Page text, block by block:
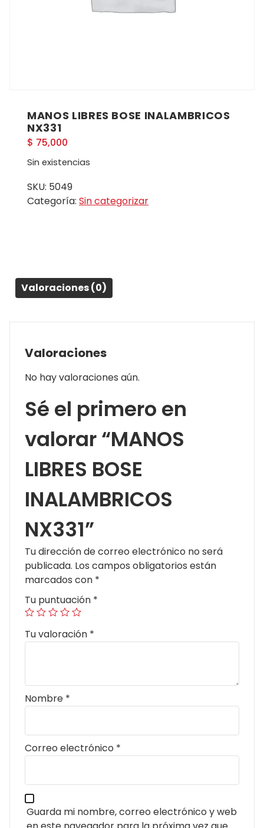
MANOS LIBRES BOSE INALAMBRICOS
NX331
$ 75,000
Sin existencias
SKU: 5049
Categoría: Sin categorizar
Valoraciones (0)
Valoraciones
No hay valoraciones aún.
Sé el primero en
valorar “MANOS
LIBRES BOSE
INALAMBRICOS
NX331”
Tu dirección de correo electrónico no será
publicada. Los campos obligatorios están
marcados con *
Tu puntuación *
Tu valoración *
Nombre *
Correo electrónico *
Guarda mi nombre, correo electrónico y web